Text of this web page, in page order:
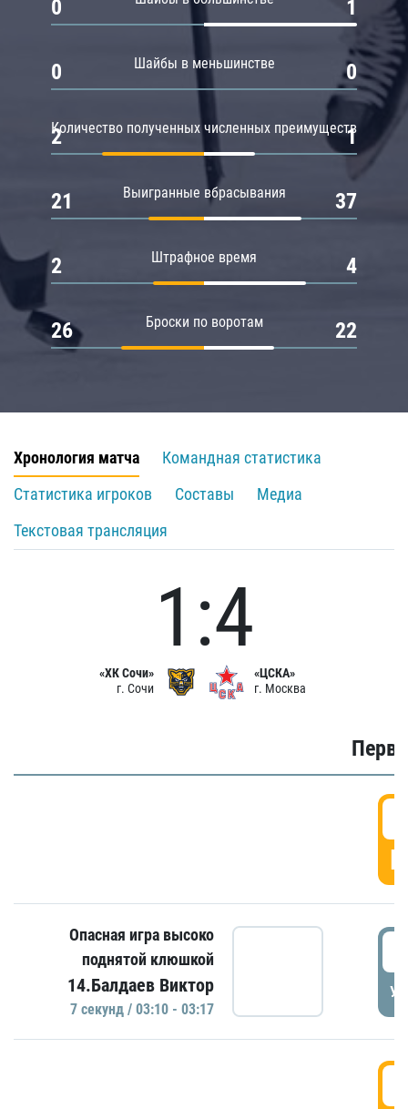
0 1
Шайбы в меньшинстве
0 0
Количество полученных численных преимуществ
2 1
Выигранные вбрасывания
21 37
Штрафное время
2 4
Броски по воротам
26 22
Хронология матча
Командная статистика
Статистика игроков
Составы
Медиа
Текстовая трансляция
«ХК Сочи»
г. Сочи
1:4
«ЦСКА»
г. Москва
Опасная игра высоко
поднятой клюшкой
14.Балдаев Виктор
7 секунд / 03:10 - 03:17